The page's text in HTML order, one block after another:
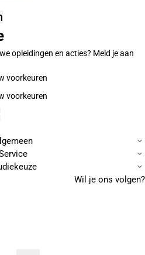
opleidingen en acties? Meld je aan
voorkeuren
Wil je ons volgen?